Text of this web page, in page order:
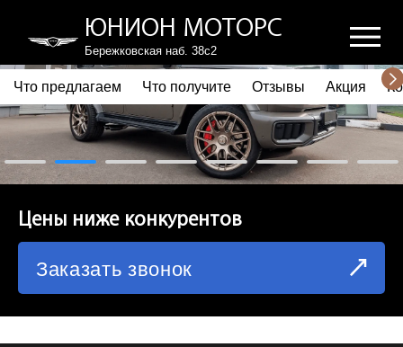
ЮНИОН МОТОРС
Бережковская наб. 38с2
ПОЧЕМУ ВЫБИРАЮТ НАС
ЧТО ПРЕДЛАГАЕМ
ЧТО ПОЛУЧИТЕ
Что предлагаем Что получите Отзывы Акция
Цены ниже конкурентов
Заказать звонок